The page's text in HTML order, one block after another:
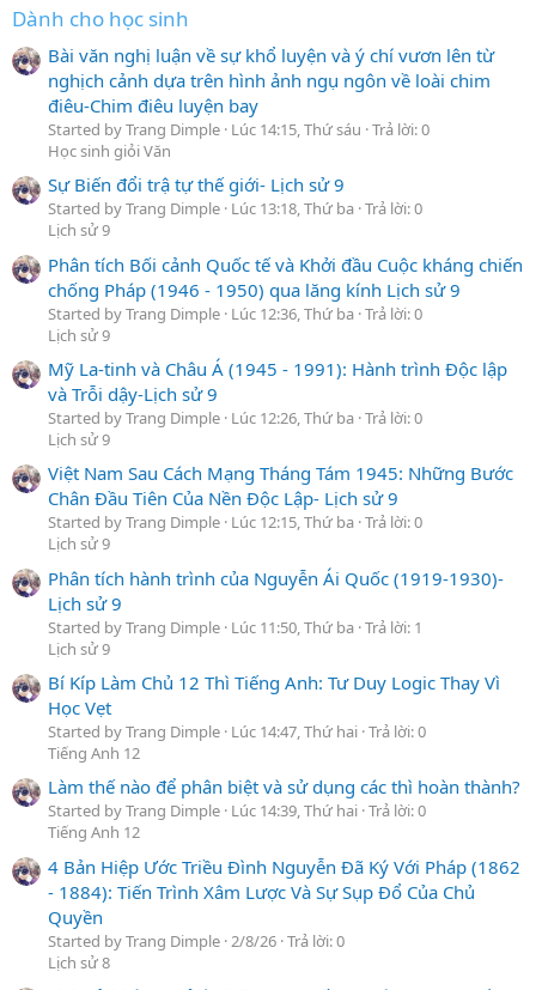
Dành cho học sinh
Bài văn nghị luận về sự khổ luyện và ý chí vươn lên từ
nghịch cảnh dựa trên hình ảnh ngụ ngôn về loài chim
điêu-Chim điêu luyện bay
Started by Trang Dimple Lúc 14:15, Thứ sáu Trả lời: 0
Học sinh giỏi Văn
Sự Biến đổi trậ tự thế giới- Lịch sử 9
Started by Trang Dimple Lúc 13:18, Thứ ba Trả lời: 0
Lịch sử 9
Phân tích Bối cảnh Quốc tế và Khởi đầu Cuộc kháng chiến
chống Pháp (1946 - 1950) qua lăng kính Lịch sử 9
Started by Trang Dimple Lúc 12:36, Thứ ba Trả lời: 0
Lịch sử 9
Mỹ La-tinh và Châu Á (1945 - 1991): Hành trình Độc lập
và Trỗi dậy-Lịch sử 9
Started by Trang Dimple Lúc 12:26, Thứ ba Trả lời: 0
Lịch sử 9
Việt Nam Sau Cách Mạng Tháng Tám 1945: Những Bước
Chân Đầu Tiên Của Nền Độc Lập- Lịch sử 9
Started by Trang Dimple Lúc 12:15, Thứ ba Trả lời: 0
Lịch sử 9
Phân tích hành trình của Nguyễn Ái Quốc (1919-1930)-
Lịch sử 9
Started by Trang Dimple Lúc 11:50, Thứ ba Trả lời: 1
Lịch sử 9
Bí Kíp Làm Chủ 12 Thì Tiếng Anh: Tư Duy Logic Thay Vì
Học Vẹt
Started by Trang Dimple Lúc 14:47, Thứ hai Trả lời: 0
Tiếng Anh 12
Làm thế nào để phân biệt và sử dụng các thì hoàn thành?
Started by Trang Dimple Lúc 14:39, Thứ hai Trả lời: 0
Tiếng Anh 12
4 Bản Hiệp Ước Triều Đình Nguyễn Đã Ký Với Pháp (1862
- 1884): Tiến Trình Xâm Lược Và Sự Sụp Đổ Của Chủ
Quyền
Started by Trang Dimple 2/8/26 Trả lời: 0
Lịch sử 8